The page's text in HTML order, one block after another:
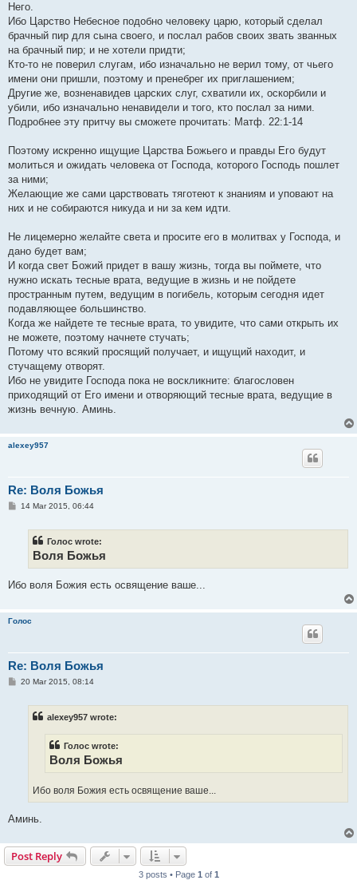
Него.
Ибо Царство Небесное подобно человеку царю, который сделал
брачный пир для сына своего, и послал рабов своих звать званных
на брачный пир; и не хотели придти;
Кто-то не поверил слугам, ибо изначально не верил тому, от чьего
имени они пришли, поэтому и пренебрег их приглашением;
Другие же, возненавидев царских слуг, схватили их, оскорбили и
убили, ибо изначально ненавидели и того, кто послал за ними.
Подробнее эту притчу вы сможете прочитать: Матф. 22:1-14
Поэтому искренно ищущие Царства Божьего и правды Его будут
молиться и ожидать человека от Господа, которого Господь пошлет
за ними;
Желающие же сами царствовать тяготеют к знаниям и уповают на
них и не собираются никуда и ни за кем идти.
Не лицемерно желайте света и просите его в молитвах у Господа, и
дано будет вам;
И когда свет Божий придет в вашу жизнь, тогда вы поймете, что
нужно искать тесные врата, ведущие в жизнь и не пойдете
пространным путем, ведущим в погибель, которым сегодня идет
подавляющее большинство.
Когда же найдете те тесные врата, то увидите, что сами открыть их
не можете, поэтому начнете стучать;
Потому что всякий просящий получает, и ищущий находит, и
стучащему отворят.
Ибо не увидите Господа пока не воскликните: благословен
приходящий от Его имени и отворяющий тесные врата, ведущие в
жизнь вечную. Аминь.
alexey957
Re: Воля Божья
P14 Mar 2015, 06:44
Голос wrote:
Воля Божья
Ибо воля Божия есть освящение ваше...
Голос
Re: Воля Божья
P20 Mar 2015, 08:14
alexey957 wrote:
Голос wrote:
Воля Божья
Ибо воля Божия есть освящение ваше...
Аминь.
Post Reply
3 posts • Page 1 of 1